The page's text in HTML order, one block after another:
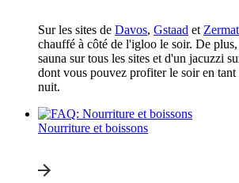
Sur les sites de Davos, Gstaad et
chauffé à côté de l'igloo le soir. De
sauna sur tous les sites et d'un jacuzzi
dont vous pouvez profiter le soir en tant
nuit.
Nourriture et boissons